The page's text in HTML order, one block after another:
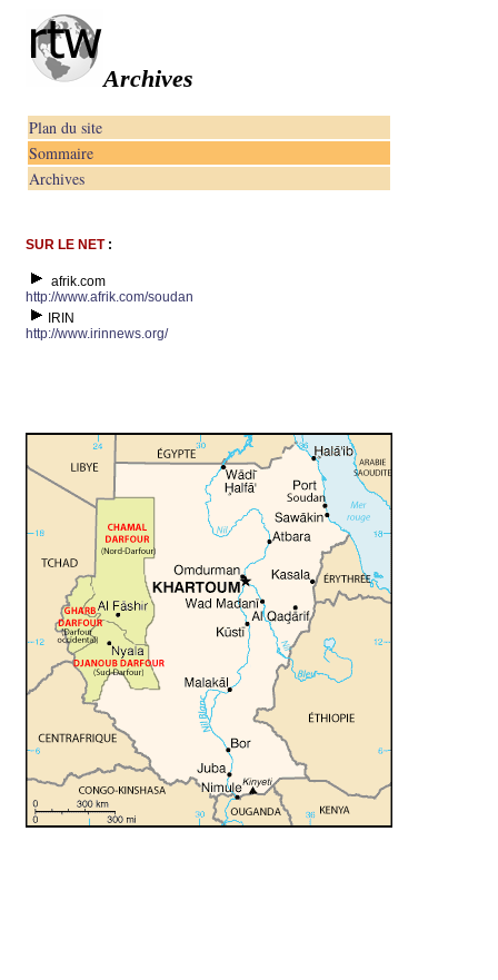
Archives
Plan du site
Sommaire
Archives
SUR LE NET:
afrik.com
http://www.afrik.com/soudan
IRIN
http://www.irinnews.org/